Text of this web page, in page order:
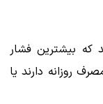
که بیشترین فشار
روزانه دارند یا